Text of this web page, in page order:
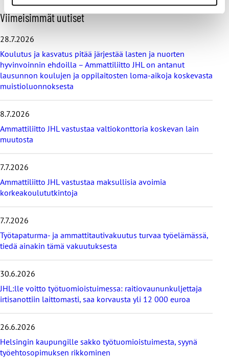
O
h
i
t
a
v
i
i
i
s
i
ä
t
u
u
t
i
e
t
Viimeisimmät uutiset
28.7.2026
Koulutus ja kasvatus pitää järjestää lasten ja nuorten
hyvinvoinnin ehdoilla – Ammattiliitto JHL on antanut
lausunnon koulujen ja oppilaitosten loma-aikoja koskevasta
muistioluonnoksesta
8.7.2026
Ammattiliitto JHL vastustaa valtiokonttoria koskevan lain
muutosta
7.7.2026
Ammattiliitto JHL vastustaa maksullisia avoimia
korkeakoulututkintoja
7.7.2026
Työtapaturma- ja ammattitautivakuutus turvaa työelämässä,
tiedä ainakin tämä vakuutuksesta
30.6.2026
JHL:lle voitto työtuomioistuimessa: raitiovaununkuljettaja
irtisanottiin laittomasti, saa korvausta yli 12 000 euroa
26.6.2026
Helsingin kaupungille sakko työtuomioistuimesta, syynä
työehtosopimuksen rikkominen